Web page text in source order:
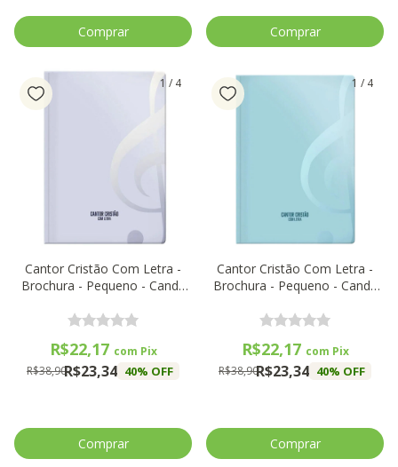
1 / 4
Cantor Cristão Com Letra -
Brochura - Pequeno - Candy
R$23,34
R$38,90 40% OFF
R$22,17 com Pix
1 / 4
Cantor Cristão Com Letra -
Brochura - Pequeno - Candy
R$23,34
R$38,90 40% OFF
R$22,17 com Pix